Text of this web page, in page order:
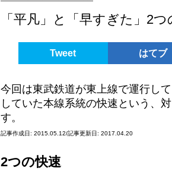
「平凡」と「早すぎた」2
Tweet はてブ
今回は東武鉄道が東上線で運行し
していた本線系統の快速という、
す。
記事作成日: 2015.05.12/記事更新日: 2017.04.20
2つの快速